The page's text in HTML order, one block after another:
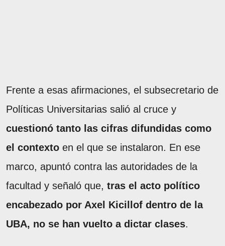
Frente a esas afirmaciones, el subsecretario de
Políticas Universitarias salió al cruce y
cuestionó tanto las cifras difundidas como
el contexto en el que se instalaron. En ese
marco, apuntó contra las autoridades de la
facultad y señaló que, tras el acto político
encabezado por Axel Kicillof dentro de la
UBA, no se han vuelto a dictar clases.